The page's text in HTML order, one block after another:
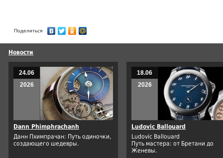
Поделиться
Новости
24.06
2026
Dann Phimphrachanh
Данн Пхимпрачан: Путь одиночки,
создающего шедевры.
18.06
2026
Ludovic Ballouard
Ludovic Ballouard
Путь мастера: от Бретани до
Женевы.